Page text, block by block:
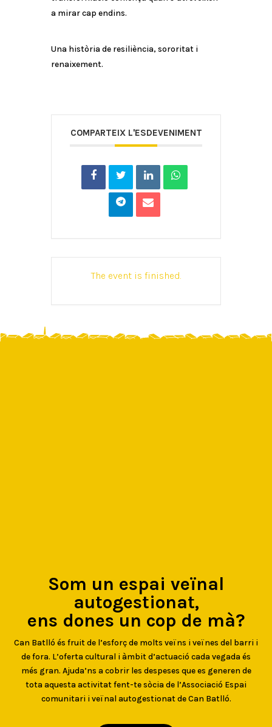
a mirar cap endins.
Una història de resiliència, sororitat i
renaixement.
COMPARTEIX L'ESDEVENIMENT
The event is finished.
Som un espai veïnal
autogestionat,
ens dones un cop de mà?
Can Batlló és fruit de l’esforç de molts veïns i veïnes del barri i
de fora. L’oferta cultural i àmbit d’actuació cada vegada és
més gran. Ajuda’ns a cobrir les despeses que es generen de
tota aquesta activitat fent-te sòcia de l’Associació Espai
comunitari i veïnal autogestionat de Can Batlló.